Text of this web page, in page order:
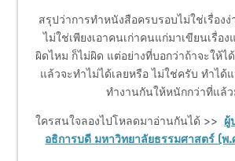
สรุปว่าการทำหนังสือครบรอบไม่ใช่เรื่อง
ไม่ใช่เพียงเอาคนเก่าคนแก่มาเขียนเรื่อ
ผิดไหม ก็ไม่ผิด แต่อย่างที่บอกว่าถ้าจะให้ไ
แล้วจะทำไม่ได้เลยหรือ ไม่ใช่ครับ ทำไ
ทำงานกันให้หนักกว่าที่แล้
ใครสนใจลองไปโหลดมาอ่านกันได้ >> ผู้
อธิการบดี มหาวิทยาลัยธรรมศาสตร์ (